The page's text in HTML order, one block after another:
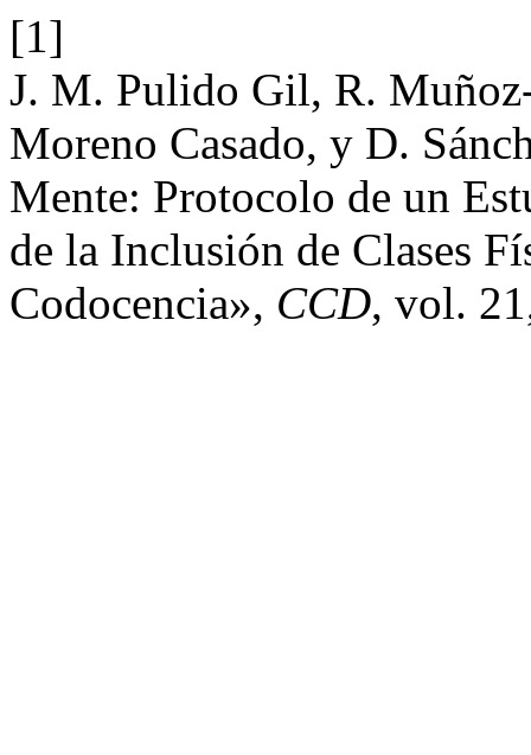
[1]
J. M. Pulido Gil, R.
Moreno Casado, y D.
Mente: Protocolo de un
de la Inclusión de Clases
Codocencia», CCD, vol.